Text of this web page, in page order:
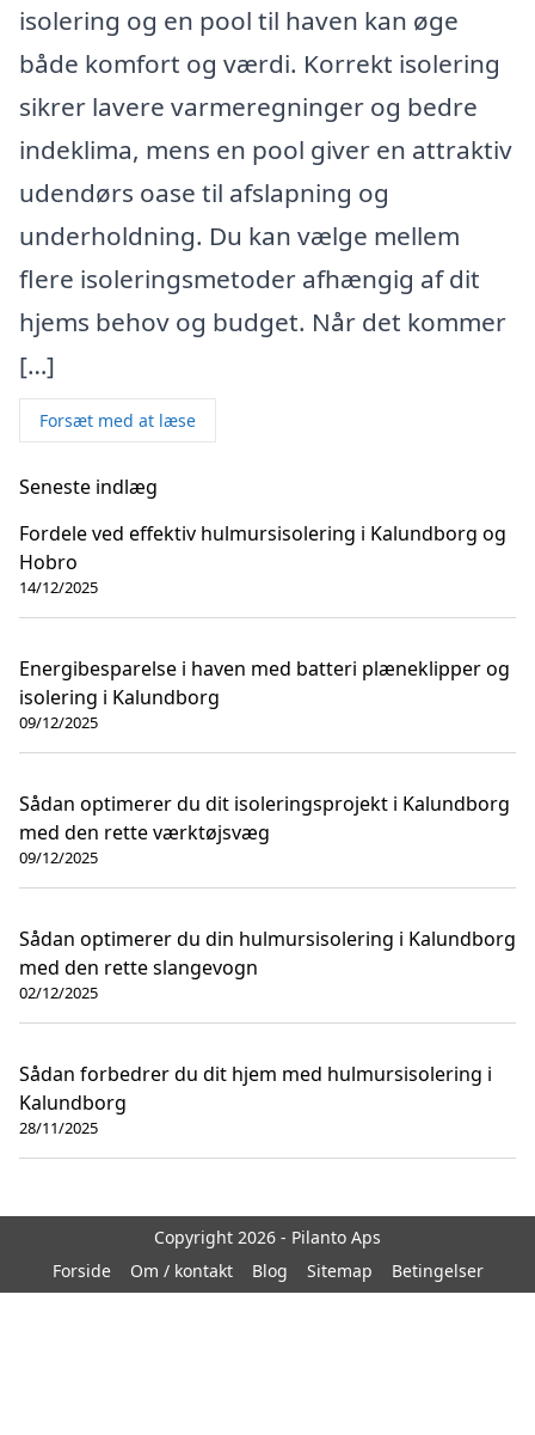
isolering og en pool til haven kan øge
både komfort og værdi. Korrekt isolering
sikrer lavere varmeregninger og bedre
indeklima, mens en pool giver en attraktiv
udendørs oase til afslapning og
underholdning. Du kan vælge mellem
flere isoleringsmetoder afhængig af dit
hjems behov og budget. Når det kommer
[…]
Forsæt med at læse
Seneste indlæg
Fordele ved effektiv hulmursisolering i Kalundborg og
Hobro
14/12/2025
Energibesparelse i haven med batteri plæneklipper og
isolering i Kalundborg
09/12/2025
Sådan optimerer du dit isoleringsprojekt i Kalundborg
med den rette værktøjsvæg
09/12/2025
Sådan optimerer du din hulmursisolering i Kalundborg
med den rette slangevogn
02/12/2025
Sådan forbedrer du dit hjem med hulmursisolering i
Kalundborg
28/11/2025
Copyright 2026 - Pilanto Aps
Forside
Om / kontakt Blog Sitemap Betingelser